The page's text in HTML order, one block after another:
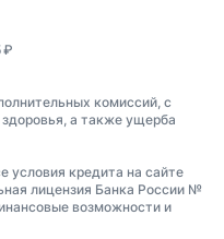
₽
комиссий, с
а также ущерба
условия кредита на сайте
лицензия Банка России №
возможности и